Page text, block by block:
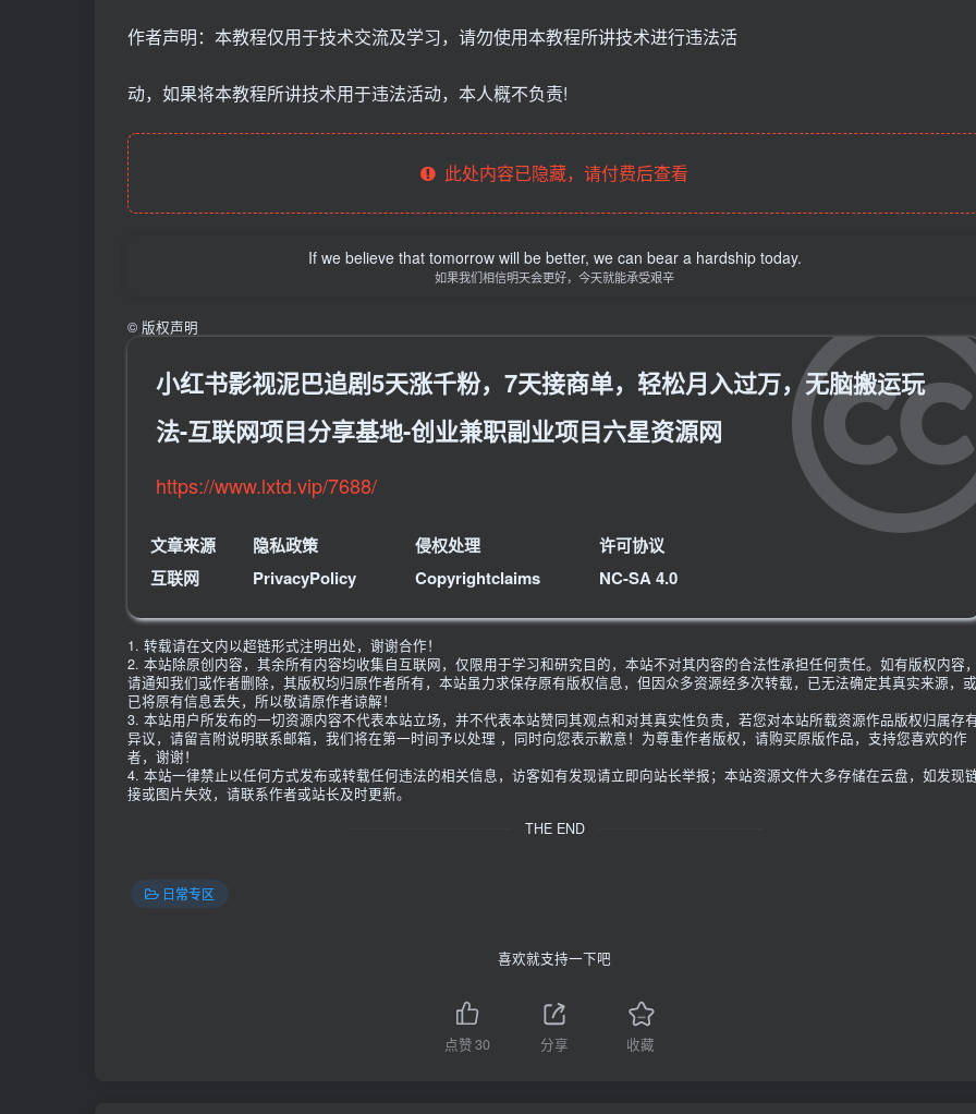
作者声明：本教程仅用于技术交流及学习，请勿使用本教程所讲技术进行违法活
动，如果将本教程所讲技术用于违法活动，本人概不负责!
此处内容已隐藏，请付费后查看
If we believe that tomorrow will be better, we can bear a hardship today.
如果我们相信明天会更好，今天就能承受艰辛
© 版权声明
小红书影视泥巴追剧5天涨千粉，7天接商单，轻松月入过万，无脑搬运玩
法-互联网项目分享基地-创业兼职副业项目六星资源网
https://www.lxtd.vip/7688/
文章来源
互联网
隐私政策
PrivacyPolicy
侵权处理
Copyrightclaims
许可协议
NC-SA 4.0
1. 转载请在文内以超链形式注明出处，谢谢合作！
2. 本站除原创内容，其余所有内容均收集自互联网，仅限用于学习和研究目的，本站不对其内容的合法性承担任何责任。如有版权内容，
请通知我们或作者删除，其版权均归原作者所有，本站虽力求保存原有版权信息，但因众多资源经多次转载，已无法确定其真实来源，或
已将原有信息丢失，所以敬请原作者谅解！
3. 本站用户所发布的一切资源内容不代表本站立场，并不代表本站赞同其观点和对其真实性负责，若您对本站所载资源作品版权归属存
异议，请留言附说明联系邮箱，我们将在第一时间予以处理 ，同时向您表示歉意！为尊重作者版权，请购买原版作品，支持您喜欢的作
者，谢谢！
4. 本站一律禁止以任何方式发布或转载任何违法的相关信息，访客如有发现请立即向站长举报；本站资源文件大多存储在云盘，如发现
接或图片失效，请联系作者或站长及时更新。
THE END
日常专区
喜欢就支持一下吧
点赞30 分享 收藏